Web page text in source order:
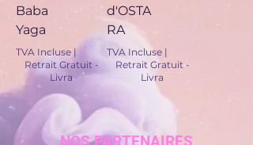
Baba
Yaga
TVA Incluse |
Retrait Gratuit -
Livra
d'OSTA
RA
TVA Incluse |
Retrait Gratuit -
Livra
NOS PARTENAIRES